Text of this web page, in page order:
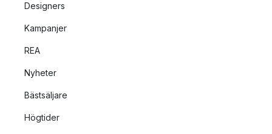
Designers
Kampanjer
REA
Nyheter
Bästsäljare
Högtider